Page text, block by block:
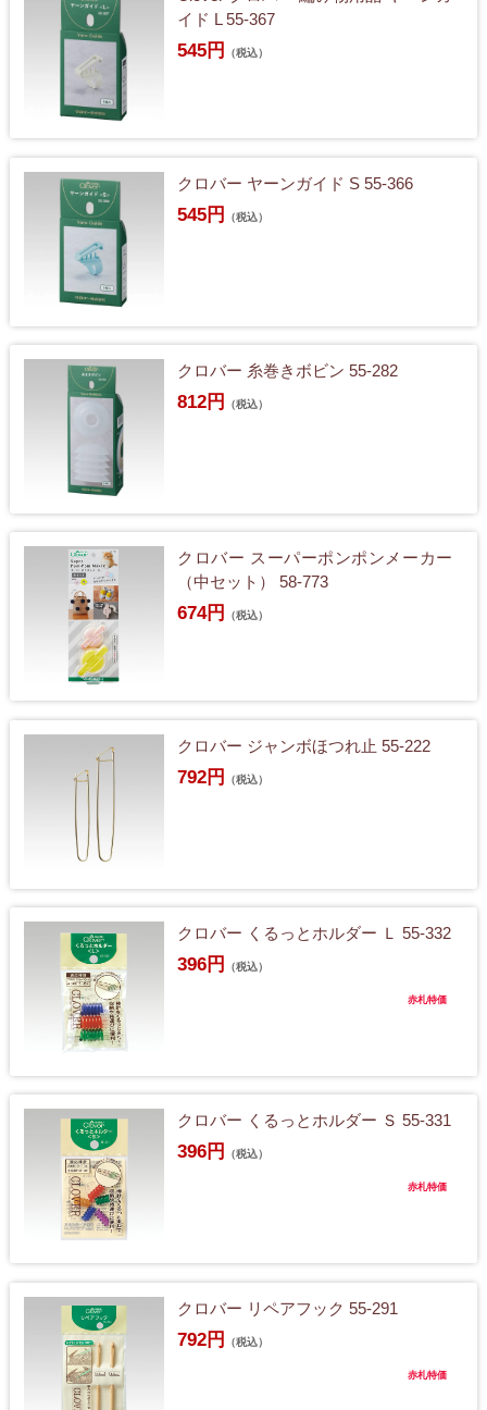
イド L 55-367
545円 （税込）
クロバー ヤーンガイド S 55-366
545円 （税込）
クロバー 糸巻きボビン 55-282
812円 （税込）
クロバー スーパーポンポンメーカー
（中セット） 58-773
674円 （税込）
クロバー ジャンボほつれ止 55-222
792円 （税込）
クロバー くるっとホルダー Ｌ 55-332
396円 （税込）
赤札特価
クロバー くるっとホルダー Ｓ 55-331
396円 （税込）
赤札特価
クロバー リペアフック 55-291
792円 （税込）
赤札特価